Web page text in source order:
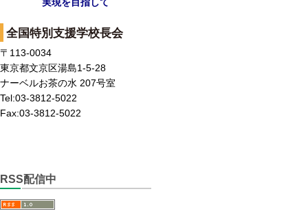
全国特別支援学校長会
〒113-0034
東京都文京区湯島1-5-28
ナーベルお茶の水 207号室
Tel:03-3812-5022
Fax:03-3812-5022
RSS配信中